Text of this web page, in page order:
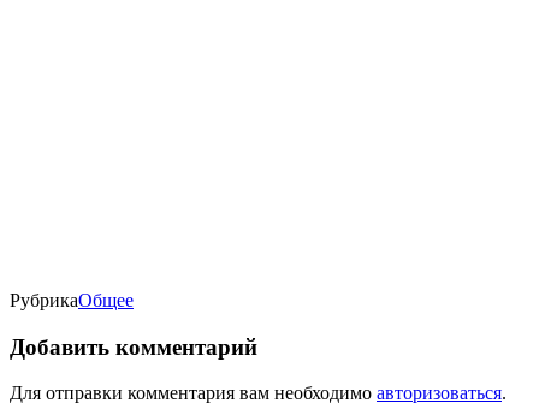
РубрикаOбщее
Добавить комментарий
Для отправки комментария вам необходимо авторизоваться.